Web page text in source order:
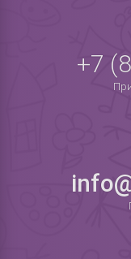
+7